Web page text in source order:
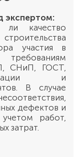
экспертом:
ли качество
участия в
СНиП, ГОСТ,
и
В случае
дефектов и
работ,
затрат.